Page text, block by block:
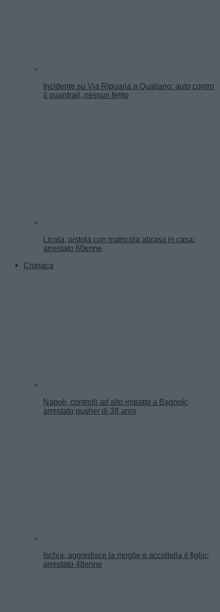
Incidente su Via Ripuaria a Qualiano: auto contro
il guardrail, nessun ferito
Licola, pistola con matricola abrasa in casa:
arrestato 60enne
Cronaca
Napoli, controlli ad alto impatto a Bagnoli:
arrestato pusher di 38 anni
Ischia, aggredisce la moglie e accoltella il figlio:
arrestato 48enne